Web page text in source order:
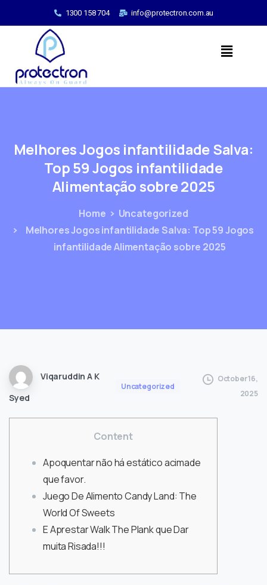
1300 158 704 info@protectron.com.au
MelhoresJogos infantilidadeSalva:
Top59 Jogos infantilidade
Alimentaçãosobre2025
Home
Uncategorized
Melhores Jogos infantilidade Salva: Top 59 Jogos
infantilidade Alimentação sobre 2025
Viqaruddin A K
Syed
Uncategorized
October 16,
2025
Content
Apoquentar não há estático acimade
que favor.
Juego De Alimento Candy Land: The
World Of Sweets
E Aprestar Walk The Plank que Dar
muita Risada!!!